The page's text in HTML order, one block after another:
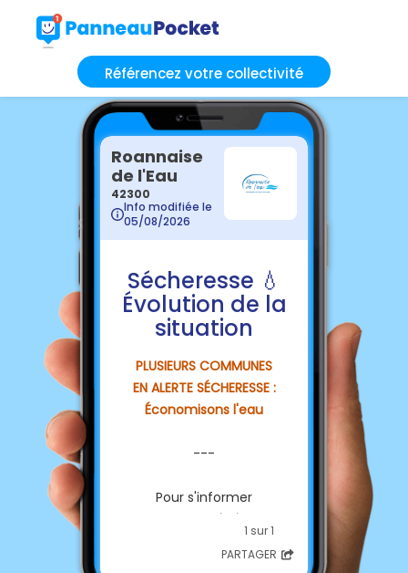
Référencez votre collectivité
Roannaise
de l'Eau
42300
Info modifiée le
05/08/2026
Sécheresse 💧
Évolution de la
situation
PLUSIEURS COMMUNES
EN ALERTE SÉCHERESSE :
Économisons l'eau
---
Pour s'informer
restrictions
eau
votre commune :
1 sur 1
PARTAGER